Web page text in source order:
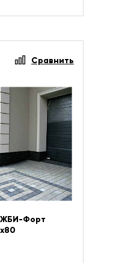
Сравнить
ЖБИ-Форт